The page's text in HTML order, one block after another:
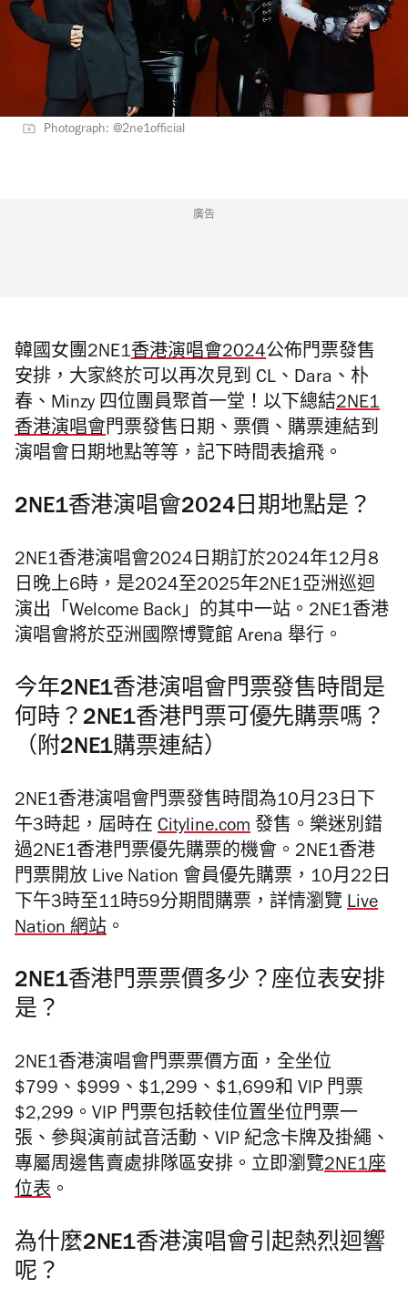
Photograph: @2ne1official
廣告
韓國女團2NE1香港演唱會2024公佈門票發售
安排，大家終於可以再次見到 CL、Dara、朴
春、Minzy 四位團員聚首一堂！以下總結2NE1
香港演唱會門票發售日期、票價、購票連結到
演唱會日期地點等等，記下時間表搶飛。
2NE1香港演唱會2024日期地點是？
2NE1香港演唱會2024日期訂於2024年12月8
日晚上6時，是2024至2025年2NE1亞洲巡迴
演出「Welcome Back」的其中一站。2NE1香港
演唱會將於亞洲國際博覽館 Arena 舉行。
今年2NE1香港演唱會門票發售時間是
何時？2NE1香港門票可優先購票嗎？
（附2NE1購票連結）
2NE1香港演唱會門票發售時間為10月23日下
午3時起，屆時在 Cityline.com 發售。樂迷別錯
過2NE1香港門票優先購票的機會。2NE1香港
門票開放 Live Nation 會員優先購票，10月22日
下午3時至11時59分期間購票，詳情瀏覽 Live
Nation 網站 。
2NE1香港門票票價多少？座位表安排
是？
2NE1香港演唱會門票票價方面，全坐位
$799、$999、$1,299、$1,699和 VIP 門票
$2,299。VIP 門票包括較佳位置坐位門票一
張、參與演前試音活動、VIP 紀念卡牌及掛繩、
專屬周邊售賣處排隊區安排。立即瀏覽2NE1座
位表 。
為什麼2NE1香港演唱會引起熱烈迴響
呢？